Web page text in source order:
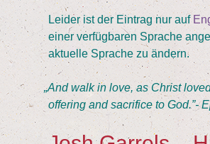
nen“
Lei­der ist der Ein­trag nur auf
einer ver­füg­ba­ren Spra­che
aktu­el­le Spra­che zu ändern.
„And walk in love, as Christ
offe­ring and sacri­fice to God.”-